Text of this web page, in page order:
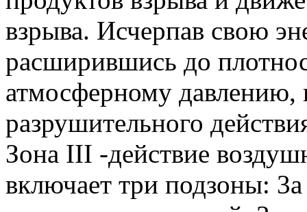
взрыва. Исчерпав свою
расширившись до
атмосферному давлению,
разрушительного
Зона III -действие
включает три подзоны: